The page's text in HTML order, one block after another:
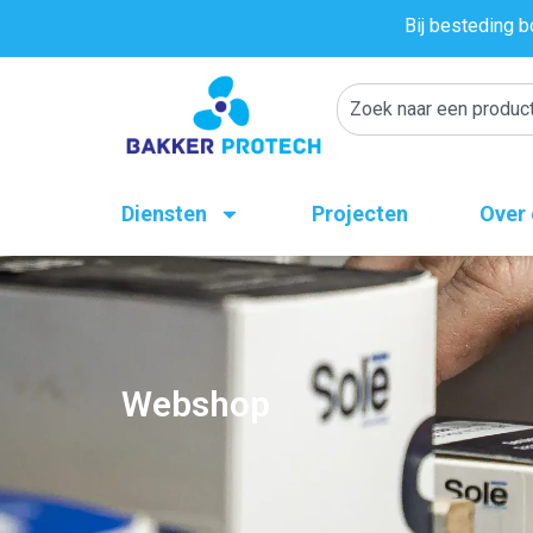
Bij besteding
Diensten Projecten Over
Webshop